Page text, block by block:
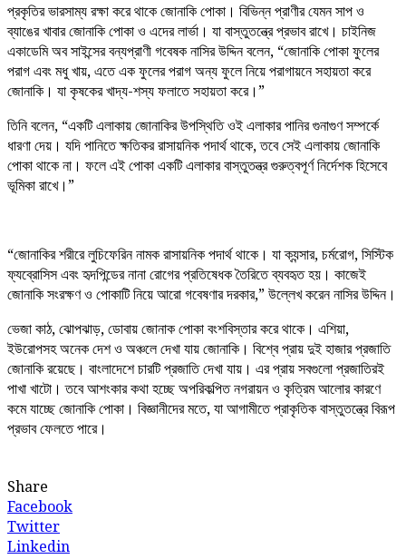
প্রকৃতির ভারসাম্য রক্ষা করে থাকে জোনাকি পোকা। বিভিন্ন প্রাণীর যেমন সাপ ও
ব্যাঙের খাবার জোনাকি পোকা ও এদের লার্ভা। যা বাস্তুতন্ত্রে প্রভাব রাখে। চাইনিজ
একাডেমি অব সাইন্সের বন্যপ্রাণী গবেষক নাসির উদ্দিন বলেন, “জোনাকি পোকা ফুলের
পরাগ এবং মধু খায়, এতে এক ফুলের পরাগ অন্য ফুলে নিয়ে পরাগায়নে সহায়তা করে
জোনাকি। যা কৃষকের খাদ্য-শস্য ফলাতে সহায়তা করে।”
তিনি বলেন, “একটি এলাকায় জোনাকির উপস্থিতি ওই এলাকার পানির গুনাগুণ সম্পর্কে
ধারণা দেয়। যদি পানিতে ক্ষতিকর রাসায়নিক পদার্থ থাকে, তবে সেই এলাকায় জোনাকি
পোকা থাকে না। ফলে এই পোকা একটি এলাকার বাস্তুতন্ত্র গুরুত্বপূর্ণ নির্দেশক হিসেবে
ভূমিকা রাখে।”
“জোনাকির শরীরে লুচিফেরিন নামক রাসায়নিক পদার্থ থাকে। যা ক্যন্সার, চর্মরোগ, সিস্টিক
ফ্যব্রোসিস এবং হৃদপিন্ডের নানা রোগের প্রতিষেধক তৈরিতে ব্যবহৃত হয়। কাজেই
জোনাকি সংরক্ষণ ও পোকাটি নিয়ে আরো গবেষণার দরকার,” উল্লেখ করেন নাসির উদ্দিন।
ভেজা কাঠ, ঝোপঝাড়, ডোবায় জোনাক পোকা বংশবিস্তার করে থাকে। এশিয়া,
ইউরোপসহ অনেক দেশ ও অঞ্চলে দেখা যায় জোনাকি। বিশ্বে প্রায় দুই হাজার প্রজাতি
জোনাকি রয়েছে। বাংলাদেশে চারটি প্রজাতি দেখা যায়। এর প্রায় সবগুলো প্রজাতিরই
পাখা খাটো। তবে আশংকার কথা হচ্ছে অপরিকল্পিত নগরায়ন ও কৃত্রিম আলোর কারণে
কমে যাচ্ছে জোনাকি পোকা। বিজ্ঞানীদের মতে, যা আগামীতে প্রাকৃতিক বাস্তুতন্ত্রে বিরূপ
প্রভাব ফেলতে পারে।
Share
Facebook
Twitter
Linkedin